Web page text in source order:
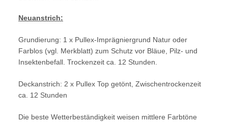
Neuanstrich:
Grundierung: 1 x Pullex-Imprägniergrund Natur oder
Farblos (vgl. Merkblatt) zum Schutz vor Bläue, Pilz- und
Insektenbefall. Trockenzeit ca. 12 Stunden.
Deckanstrich: 2 x Pullex Top getönt, Zwischentrockenzeit
ca. 12 Stunden
Die beste Wetterbeständigkeit weisen mittlere Farbtöne